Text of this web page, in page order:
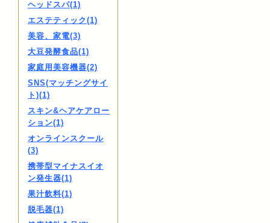
ヘッドスパ(1)
エステティック(1)
美容、家電(3)
大豆発酵食品(1)
家庭用美容機器(2)
SNS(マッチングサイ
ト)(1)
スキン&ヘアケアロー
ション(1)
オンラインスクール
(3)
携帯型マイナスイオ
ン発生器(1)
果汁飲料(1)
脱毛器(1)